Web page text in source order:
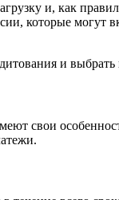
и, как
которые могут
и
свои